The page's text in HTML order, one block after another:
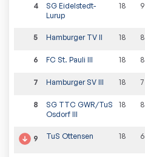
4
SG Eidelstedt-
Lurup
18 9
5 Hamburger TV II 18 8
6 FC St. Pauli III 18 8
7 Hamburger SV III 18 7
8
SG TTC GWR/TuS
Osdorf III
18 8
9 TuS Ottensen 18 6